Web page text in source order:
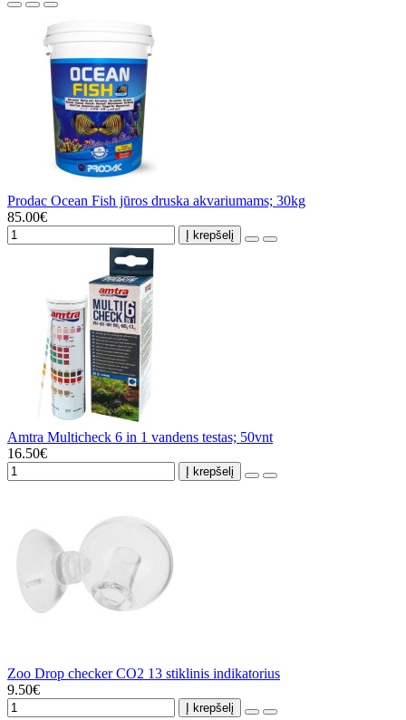
Prodac Ocean Fish jūros druska akvariumams; 30kg
85.00€
Į krepšelį
Amtra Multicheck 6 in 1 vandens testas; 50vnt
16.50€
Į krepšelį
Zoo Drop checker CO2 13 stiklinis indikatorius
9.50€
Į krepšelį